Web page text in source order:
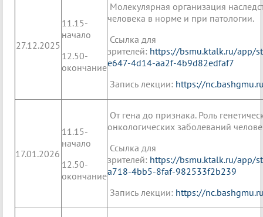
27.12.2025
11.15-
начало
12.50-
окончание
Молекулярная организация
человека в норме и при патологии.
Ссылка для
зрителей: https://bsmu.ktalk.ru/app/
e647-4d14-aa2f-4b9d82edfaf7
Запись лекции: https://
17.01.2026
11.15-
начало
12.50-
окончание
От гена до признака. Роль
онкологических заболеваний
Ссылка для
зрителей: https://bsmu.ktalk.ru/app/
a718-4bb5-8faf-982533f2b239
Запись лекции: https://